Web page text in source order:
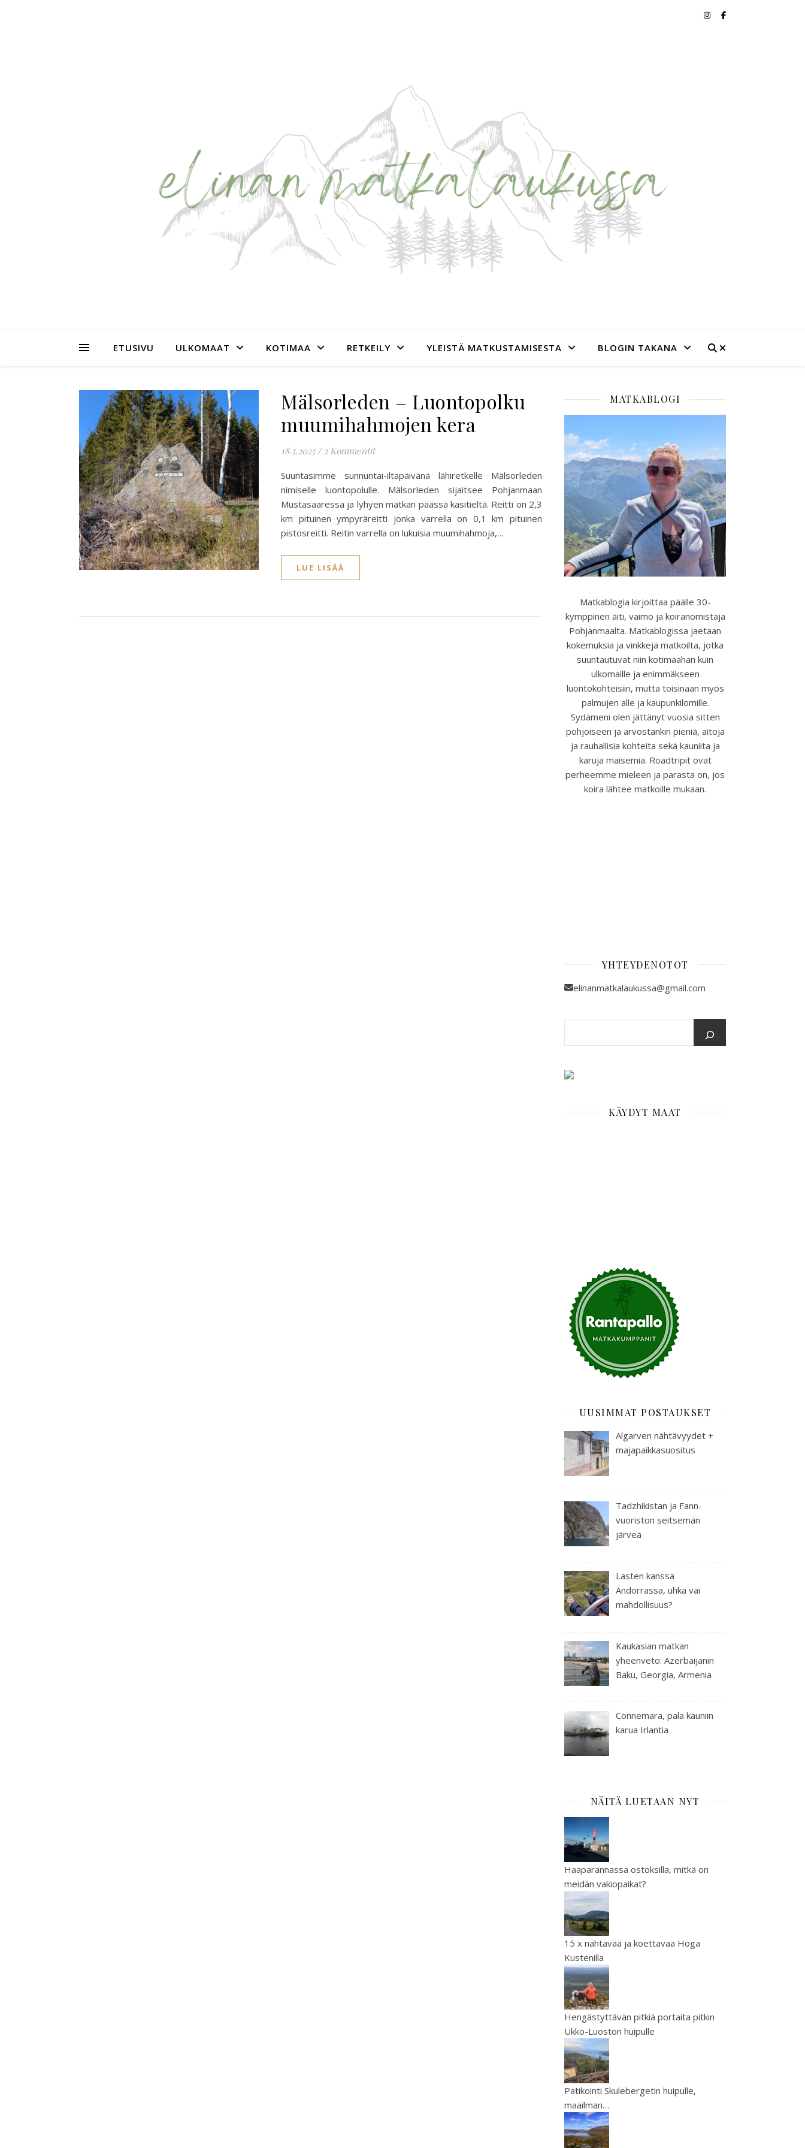
ETUSIVU ULKOMAAT KOTIMAA RETKEILY YLEISTÄ MATKUSTAMISESTA BLOGIN TAKANA
Mälsorleden – Luontopolku
muumihahmojen kera
18.5.2025 / 2 Kommentit
Suuntasimme sunnuntai-iltapäivänä lähiretkelle Mälsorleden
nimiselle luontopolulle. Mälsorleden sijaitsee Pohjanmaan
Mustasaaressa ja lyhyen matkan päässä kasitieltä. Reitti on 2,3
km pituinen ympyräreitti jonka varrella on 0,1 km pituinen
pistosreitti. Reitin varrella on lukuisia muumihahmoja,…
LUE LISÄÄ
MATKABLOGI
Matkablogia kirjoittaa päälle 30-
kymppinen äiti, vaimo ja koiranomistaja
Pohjanmaalta. Matkablogissa jaetaan
kokemuksia ja vinkkejä matkoilta, jotka
suuntautuvat niin kotimaahan kuin
ulkomaille ja enimmäkseen
luontokohteisiin, mutta toisinaan myös
palmujen alle ja kaupunkilomille.
Sydämeni olen jättänyt vuosia sitten
pohjoiseen ja arvostankin pieniä, aitoja
ja rauhallisia kohteita sekä kauniita ja
karuja maisemia. Roadtripit ovat
perheemme mieleen ja parasta on, jos
koira lähtee matkoille mukaan.
YHTEYDENOTOT
elinanmatkalaukussa@gmail.com
KÄYDYT MAAT
UUSIMMAT POSTAUKSET
Algarven nähtävyydet +
majapaikkasuositus
Tadzhikistan ja Fann-
vuoriston seitsemän
järveä
Lasten kanssa
Andorrassa, uhka vai
mahdollisuus?
Kaukasian matkan
yheenveto: Azerbaijanin
Baku, Georgia, Armenia
Connemara, pala kauniin
karua Irlantia
NÄITÄ LUETAAN NYT
Haaparannassa ostoksilla, mitkä on
meidän vakiopaikat?
15 x nähtävää ja koettavaa Höga
Kustenilla
Hengästyttävän pitkiä portaita pitkin
Ukko-Luoston huipulle
Patikointi Skulebergetin huipulle,
maailman…